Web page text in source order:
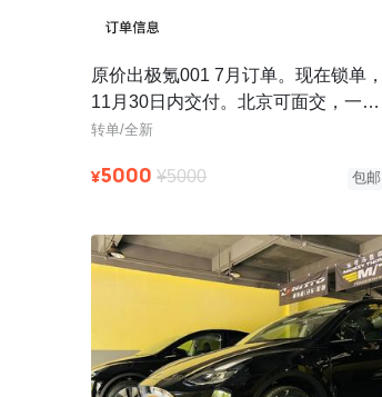
原价出极氪001 7月订单。现在锁单，
11月30日内交付。北京可面交，一对
一协助转单，保证效率和安全
转单/全新
¥5000 ¥5000 包邮